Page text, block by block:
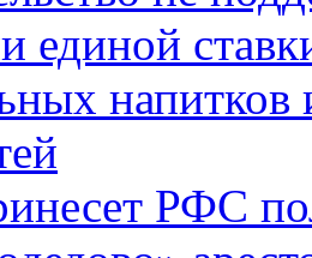
единой
РФС